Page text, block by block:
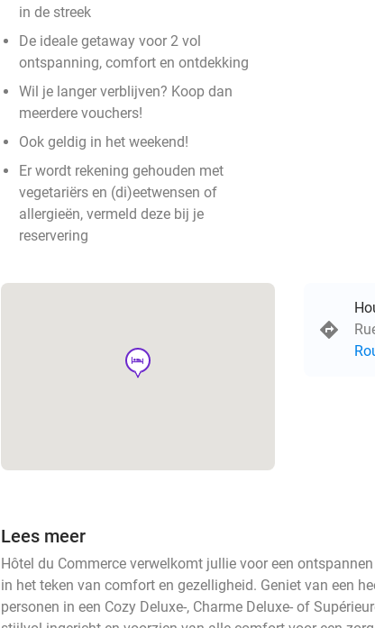
in de streek
De ideale getaway voor 2 vol
ontspanning, comfort en ontdekking
Wil je langer verblijven? Koop dan
meerdere vouchers!
Ook geldig in het weekend!
Er wordt rekening gehouden met
vegetariërs en (di)eetwensen of
allergieën, vermeld deze bij je
reservering
hotel
Lees meer
Hôtel du Commerce verwelkomt jullie voor een
in het teken van comfort en gezelligheid. Geniet van een
personen in een Cozy Deluxe-, Charme Deluxe- of